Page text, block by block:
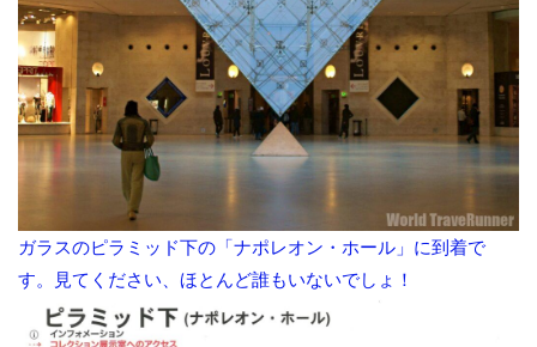
ガラスのピラミッド下の「ナポレオン・ホール」に到着で
す。見てください、ほとんど誰もいないでしょ！